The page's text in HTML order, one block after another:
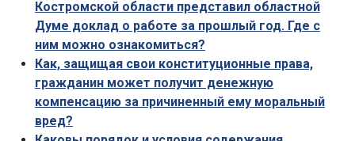
Костромской области представил областной
Думе доклад о работе за прошлый год. Где с
ним можно ознакомиться?
Как, защищая свои конституционные права,
гражданин может получит денежную
компенсацию за причиненный ему моральный
вред?